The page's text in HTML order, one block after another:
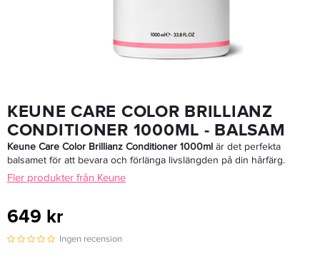
LÄGG I VARUKORGEN
KEUNE CARE COLOR BRILLIANZ
CONDITIONER 1000ML - BALSAM
Keune Care Color Brillianz Conditioner 1000ml är det perfekta
balsamet för att bevara och förlänga livslängden på din hårfärg.
Fler produkter från Keune
649 kr
Ingen recension